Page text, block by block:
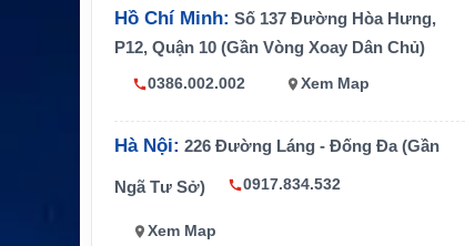
Tính năng
PTT không dây, docking, sạc, handsfr
ee, GPS, tracking, SOS
Môi trườn
g ứng dụn
Xe chuyên dụng, tàu biển, cứu hộ, côn
Đặc điểm
handset
Handset không dây, loa micro chuyên
dụng, chuẩn IP55 theo cấu hình
Hồ Chí Minh: Số 137 Đường Hòa Hưng,
P12, Quận 10 (Gần Vòng Xoay Dân Chủ)
0386.002.002 Xem Map
Hà Nội: 226 Đường Láng - Đống Đa (Gần
Ngã Tư Sở) 0917.834.532
Xem Map